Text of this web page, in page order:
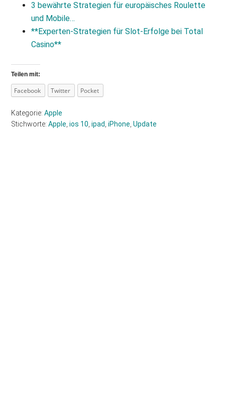
3 bewährte Strategien für europäisches Roulette
und Mobile…
**Experten‑Strategien für Slot‑Erfolge bei Total
Casino**
Teilen mit:
Facebook Twitter Pocket
Kategorie:Apple
Stichworte:Apple ,ios 10 ,ipad ,iPhone ,Update